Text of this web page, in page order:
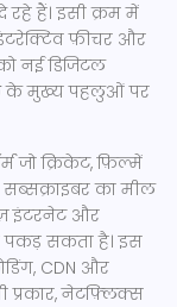
रहे हैं। इसी क्रम में
फ़ीचर और
नई डिजिटल
के मुख्य पहलुओं पर
जो क्रिकेट, फ़िल्में
का मील
इंटरनेट और
पकड़ सकता है। इस
CDN और
प्रकार, नेटफ़्लिक्स